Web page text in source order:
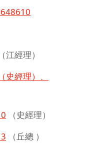
（江經理）
（史經理）、
（史經理）
（ 丘總 ）